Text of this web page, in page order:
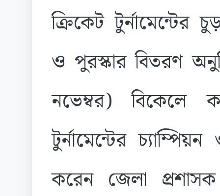
ক্রিকেট টুর্নামেন্টের
ও পুরস্কার বিতরণ
নভেম্বর) বিকেলে
টুর্নামেন্টের
করেন জেলা